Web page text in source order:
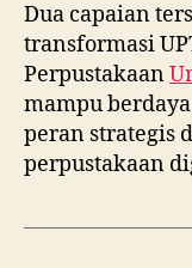
Dua capaian
transformasi
Perpustakaan
mampu
peran strategis
perpustakaan